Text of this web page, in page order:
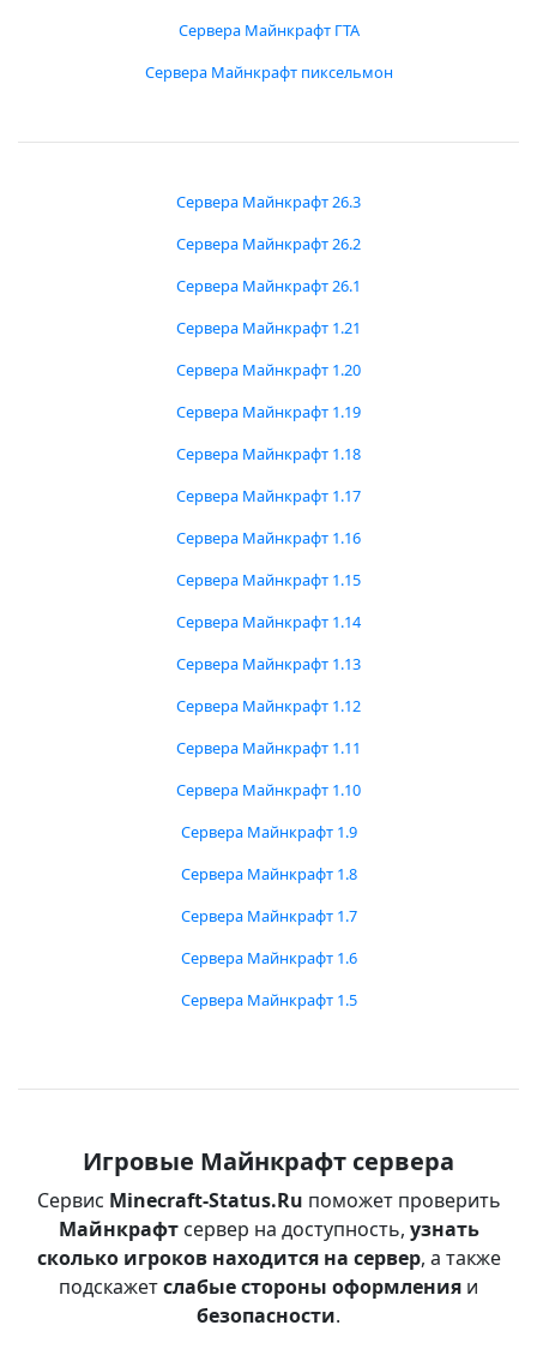
Сервера Майнкрафт ГТА
Сервера Майнкрафт пиксельмон
Сервера Майнкрафт 26.3
Сервера Майнкрафт 26.2
Сервера Майнкрафт 26.1
Сервера Майнкрафт 1.21
Сервера Майнкрафт 1.20
Сервера Майнкрафт 1.19
Сервера Майнкрафт 1.18
Сервера Майнкрафт 1.17
Сервера Майнкрафт 1.16
Сервера Майнкрафт 1.15
Сервера Майнкрафт 1.14
Сервера Майнкрафт 1.13
Сервера Майнкрафт 1.12
Сервера Майнкрафт 1.11
Сервера Майнкрафт 1.10
Сервера Майнкрафт 1.9
Сервера Майнкрафт 1.8
Сервера Майнкрафт 1.7
Сервера Майнкрафт 1.6
Сервера Майнкрафт 1.5
Игровые Майнкрафт сервера
Сервис Minecraft-Status.Ru поможет проверить
Майнкрафтсервер на доступность, узнать
сколько игроков находится на сервер, а также
подскажетслабые стороны оформления и
безопасности.